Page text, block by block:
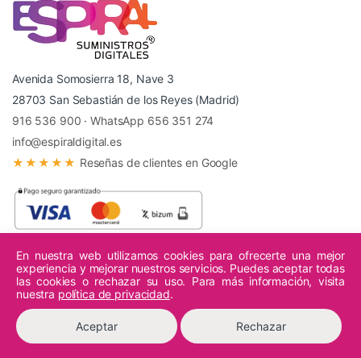
Avenida Somosierra 18, Nave 3
28703 San Sebastián de los Reyes (Madrid)
916 536 900 ·WhatsApp 656 351 274
info@espiraldigital.es
★★★★★ Reseñas de clientes en Google
© 2026 Espiral Digital - Todos los derechos reservados.
En nuestra web utilizamos cookies para ofrecerte una mejor
experiencia y mejorar nuestros servicios. Puedes aceptar todas
las cookies o rechazar su uso. Para más información, visita
nuestra política de privacidad.
Aceptar Rechazar